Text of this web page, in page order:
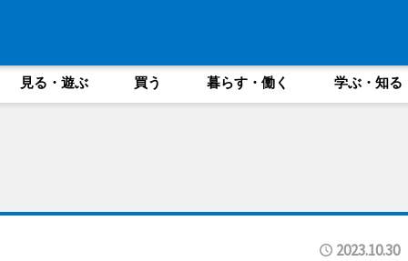
見る・遊ぶ 買う 暮らす・働く 学ぶ・知る
2023.10.30